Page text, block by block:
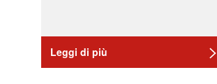
Leggi di più